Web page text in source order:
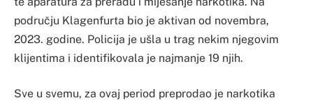
području Klagenfurta bio je aktivan od novembra,
2023. godine. Policija je ušla u trag nekim njegovim
klijentima i identifikovala je najmanje 19 njih.
Sve u svemu, za ovaj period preprodao je narkotika